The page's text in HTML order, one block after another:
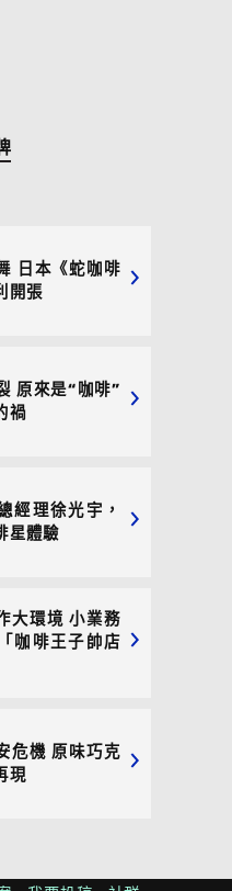
日本《蛇咖啡
開張
原來是“咖啡”
禍
經理徐光宇，
星體驗
大環境 小業務
咖啡王子帥店
危機 原味巧克
現